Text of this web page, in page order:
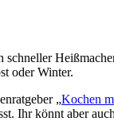
oder Winter.
„Kochen
Ihr könnt aber